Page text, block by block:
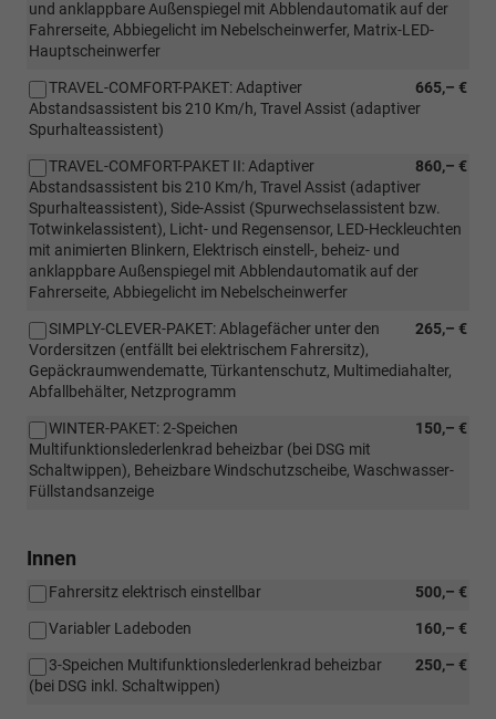
und anklappbare Außenspiegel mit Abblendautomatik auf der
Fahrerseite, Abbiegelicht im Nebelscheinwerfer, Matrix-LED-
Hauptscheinwerfer
665,– €
TRAVEL-COMFORT-PAKET: Adaptiver
Abstandsassistent bis 210 Km/h, Travel Assist (adaptiver
Spurhalteassistent)
860,– €
TRAVEL-COMFORT-PAKET II: Adaptiver
Abstandsassistent bis 210 Km/h, Travel Assist (adaptiver
Spurhalteassistent), Side-Assist (Spurwechselassistent bzw.
Totwinkelassistent), Licht- und Regensensor, LED-Heckleuchten
mit animierten Blinkern, Elektrisch einstell-, beheiz- und
anklappbare Außenspiegel mit Abblendautomatik auf der
Fahrerseite, Abbiegelicht im Nebelscheinwerfer
265,– €
SIMPLY-CLEVER-PAKET: Ablagefächer unter den
Vordersitzen (entfällt bei elektrischem Fahrersitz),
Gepäckraumwendematte, Türkantenschutz, Multimediahalter,
Abfallbehälter, Netzprogramm
150,– €
WINTER-PAKET: 2-Speichen
Multifunktionslederlenkrad beheizbar (bei DSG mit
Schaltwippen), Beheizbare Windschutzscheibe, Waschwasser-
Füllstandsanzeige
Innen
500,– €
Fahrersitz elektrisch einstellbar
160,– €
Variabler Ladeboden
250,– €
3-Speichen Multifunktionslederlenkrad beheizbar
(bei DSG inkl. Schaltwippen)